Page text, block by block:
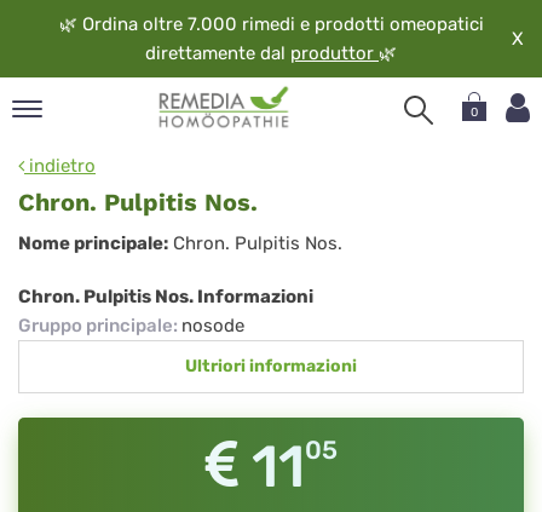
🌿 Ordina oltre 7.000 rimedi e prodotti omeopatici
direttamente dal produttor 🌿
X
0
indietro
Chron. Pulpitis Nos.
Chron.
Pulpitis
Nos.
Nome principale: Chron. Pulpitis Nos.
Chron. Pulpitis Nos. Informazioni
Gruppo principale: nosode
Ultriori informazioni
1105